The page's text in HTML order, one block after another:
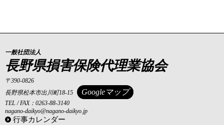
一般社団法人
長野県損害保険代理業協会
〒390-0826
長野県松本市出川町18-15
Googleマップ
TEL / FAX：0263-88-3140
nagano-daikyo@nagano-daikyo.jp
行事カレンダー